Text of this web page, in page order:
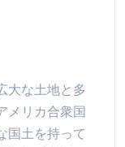
大な土地と多
メリカ合衆国
国土を持って